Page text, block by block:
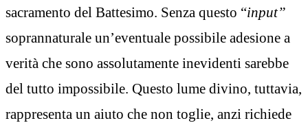
sacramento del Battesimo. Senza questo “input”
soprannaturale un’eventuale possibile adesione a
verità che sono assolutamente inevidenti sarebbe
del tutto impossibile. Questo lume divino, tuttavia,
rappresenta un aiuto che non toglie, anzi richiede